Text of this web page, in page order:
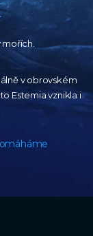
v obrovském
Estemia vznikla i